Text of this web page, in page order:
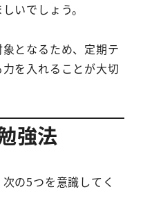
いでしょう。
となるため、定期テ
を入れることが大切
強法
の5つを意識してく